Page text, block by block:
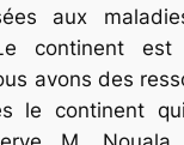
aux
continent
avons des
le continent